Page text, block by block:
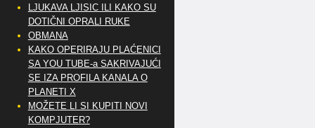
LJUKAVA LJISIC ILI KAKO SU
DOTIČNI OPRALI RUKE
OBMANA
KAKO OPERIRAJU PLAĆENICI
SA YOU TUBE-a SAKRIVAJUĆI
SE IZA PROFILA KANALA O
PLANETI X
MOŽETE LI SI KUPITI NOVI
KOMPJUTER?